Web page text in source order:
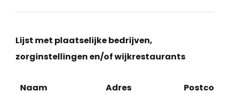
Lijst met plaatselijke bedrijven,
zorginstellingen en/of wijkrestaurants
Naam Adres Postcode